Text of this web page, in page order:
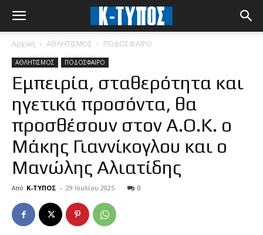
Αρχική ΑΘΛΗΤΙΣΜΟΣ ΠΟΔΟΣΦΑΙΡΟ
ΑΘΛΗΤΙΣΜΟΣ ΠΟΔΟΣΦΑΙΡΟ
Εμπειρία, σταθερότητα και
ηγετικά προσόντα, θα
προσθέσουν στον Α.Ο.Κ. ο
Μάκης Γιαννίκογλου και ο
Μανώλης Αλιατίδης
Από Κ-ΤΥΠΟΣ - 29 Ιουλίου 2025 0